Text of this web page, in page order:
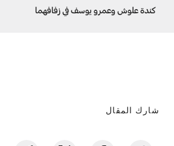
كندة علوش وعمرو يوسف في زفافهما
شارك المقال